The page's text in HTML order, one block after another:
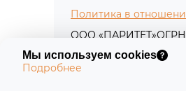
Мы используем cookies
Подробнее
Политика в
ООО «ПАРИТЕТ»ОГРН:
Юридический адрес: